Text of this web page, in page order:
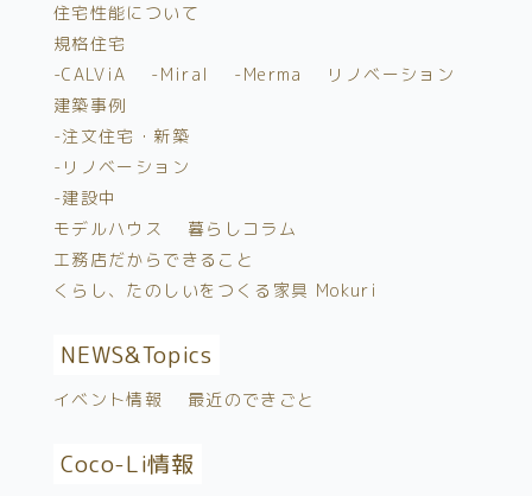
住宅性能について
規格住宅
-CALViA
-Miral -Merma
リノベーション
建築事例
-注文住宅・新築
-リノベーション
-建設中
モデルハウス
暮らしコラム
工務店だからできること
くらし、たのしいをつくる家具 Mokuri
NEWS&Topics
イベント情報 最近のできごと
Coco-Li情報